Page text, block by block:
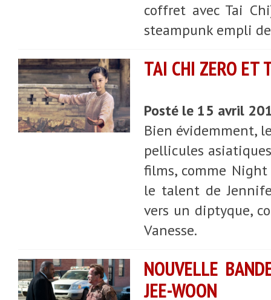
coffret avec Tai
steampunk empli
TAI CHI ZERO ET
Posté le 15 avril
Bien évidemment,
pellicules
films, comme
le talent de
vers un diptyque,
Vanesse.
NOUVELLE
JEE-WOON